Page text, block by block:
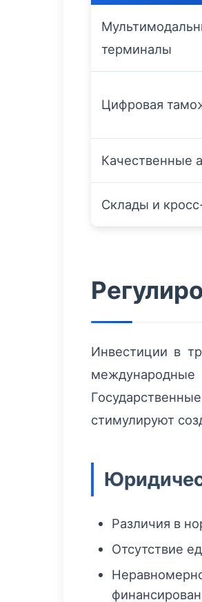
терминалы
Цифровая
Качественные
Склады и
Инвестиции в
стимулируют
Различия в
Отсутствие